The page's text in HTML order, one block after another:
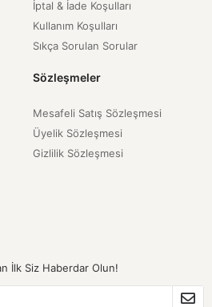
İptal & İade Koşulları
Kullanım Koşulları
Sıkça Sorulan Sorular
Sözleşmeler
Mesafeli Satış Sözleşmesi
Üyelik Sözleşmesi
Gizlilik Sözleşmesi
İlk Siz Haberdar Olun!